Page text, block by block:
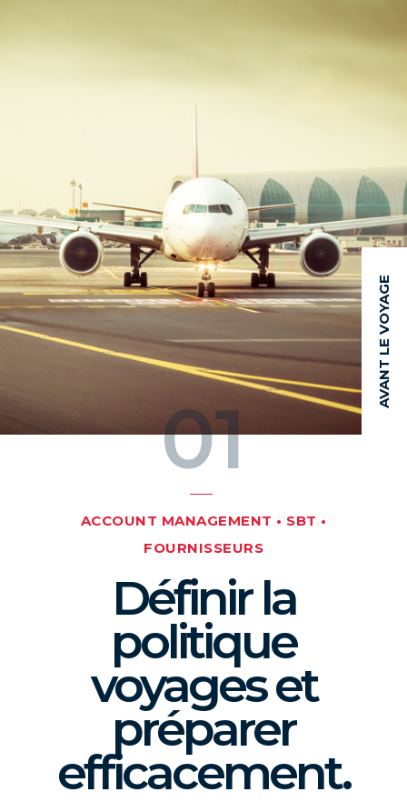
01
AVANT LE VOYAGE
ACCOUNT MANAGEMENT • SBT •
FOURNISSEURS
Définir la
politique
voyages et
préparer
efficacement.